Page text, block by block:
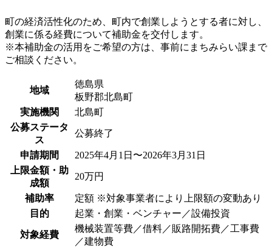
町の経済活性化のため、町内で創業しようとする者に対し、
創業に係る経費について補助金を交付します。
※本補助金の活用をご希望の方は、事前にまちみらい課まで
ご相談ください。
地域
徳島県
板野郡北島町
実施機関
北島町
公募ステータ
ス
公募終了
申請期間
2025年4月1日〜2026年3月31日
上限金額・助
成額
20万円
補助率
定額 ※対象事業者により上限額の変動あり
目的
起業・創業・ベンチャー／設備投資
対象経費
機械装置等費／借料／販路開拓費／工事費
／建物費